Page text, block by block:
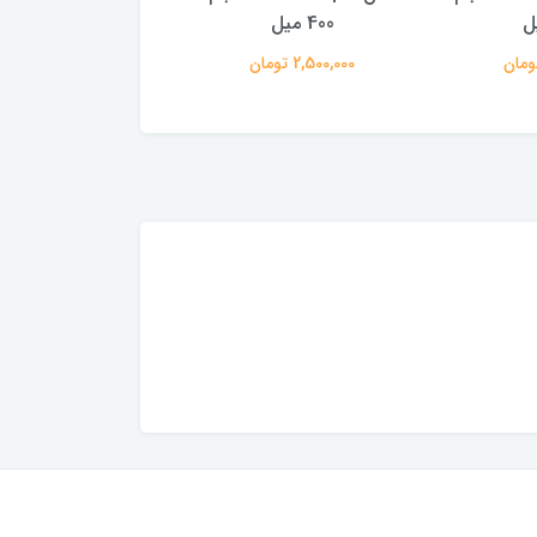
400 میل
2,500,000 تومان